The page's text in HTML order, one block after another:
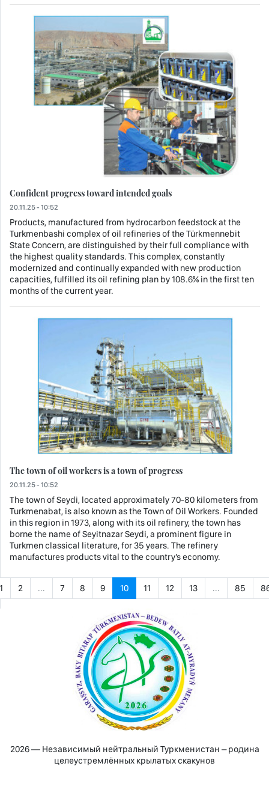
Confident progress toward intended goals
20.11.25 - 10:52
Products, manufactured from hydrocarbon feedstock at the
Turkmenbashi complex of oil refineries of the Türkmennebit
State Concern, are distinguished by their full compliance with
the highest quality standards. This complex, constantly
modernized and continually expanded with new production
capacities, fulfilled its oil refining plan by 108.6% in the first ten
months of the current year.
The town of oil workers is a town of progress
20.11.25 - 10:52
The town of Seydi, located approximately 70-80 kilometers from
Turkmenabat, is also known as the Town of Oil Workers. Founded
in this region in 1973, along with its oil refinery, the town has
borne the name of Seyitnazar Seydi, a prominent figure in
Turkmen classical literature, for 35 years. The refinery
manufactures products vital to the country’s economy.
2 ... 7 8 9 10 11 12 13 ... 85
2026 — Независимый нейтральный Туркменистан – родина
целеустремлённых крылатых скакунов